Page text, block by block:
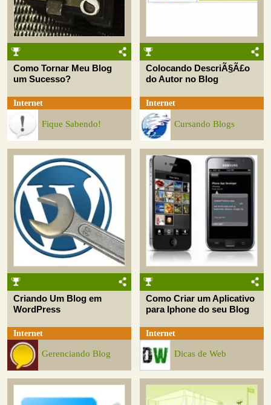
Como Tornar Meu Blog
um Sucesso?
Internet
Fique Sabendo!
Colocando DescriÃ§Ã£o
do Autor no Blog
Internet
Cursando Blogs
Criando Um Blog em
WordPress
Internet
Gerenciando Blog
Como Criar um Aplicativo
para Iphone do seu Blog
Internet
Dicas de Web